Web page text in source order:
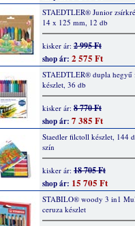
STAEDTLER® Junior
14 x 125 mm, 12 db
kisker ár: 2 995 Ft
shop ár: 2 575 Ft
STAEDTLER® dupla
készlet, 36 db
kisker ár: 8 770 Ft
shop ár: 7 385 Ft
Staedler filctoll készlet, 144
szín
kisker ár: 18 705 Ft
shop ár: 15 705 Ft
STABILO® woody 3 in1
ceruza készlet